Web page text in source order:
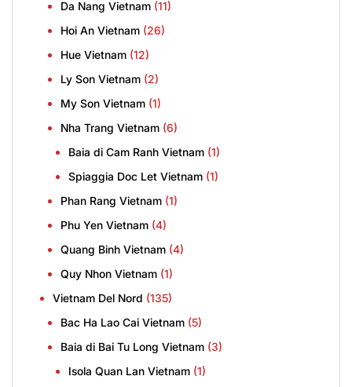
Da Nang Vietnam (11)
Hoi An Vietnam (26)
Hue Vietnam (12)
Ly Son Vietnam (2)
My Son Vietnam (1)
Nha Trang Vietnam (6)
Baia di Cam Ranh Vietnam (1)
Spiaggia Doc Let Vietnam (1)
Phan Rang Vietnam (1)
Phu Yen Vietnam (4)
Quang Binh Vietnam (4)
Quy Nhon Vietnam (1)
Vietnam Del Nord (135)
Bac Ha Lao Cai Vietnam (5)
Baia di Bai Tu Long Vietnam (3)
Isola Quan Lan Vietnam (1)